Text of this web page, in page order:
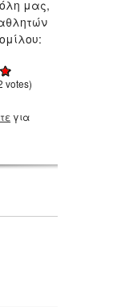
μας,
votes)
για